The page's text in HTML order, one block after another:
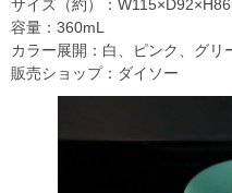
サイズ（約）：
容量：360mL
カラー展開：白、ピンク、グリ
販売ショップ：ダイソー